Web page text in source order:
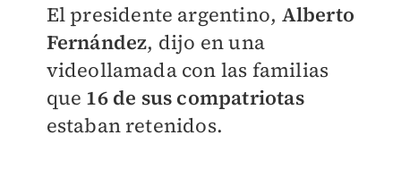
El presidente argentino, Alberto
Fernández, dijo en una
videollamada con las familias
que 16 de sus compatriotas
estaban retenidos.